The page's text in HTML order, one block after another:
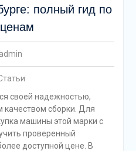
полный гид по
admin
своей надежностью,
качеством сборки. Для
машины этой марки с
проверенный
доступной цене. В